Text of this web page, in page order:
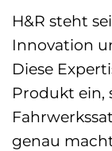
H&R steht
Innovation
Diese
Produkt ein,
genau